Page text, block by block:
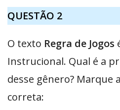
QUESTÃO 2
O texto Regra de Jogos
Instrucional. Qual é a
desse gênero? Marque
correta: